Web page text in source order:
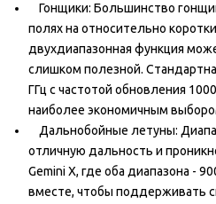
Гонщики: Большинство
полях на относительно
двухдиапазонная функция
слишком полезной.
ГГц с частотой обновления
наиболее экономичным
Дальнобойные летуны:
отличную дальность и
Gemini X, где оба диапазона -
вместе, чтобы поддерживать